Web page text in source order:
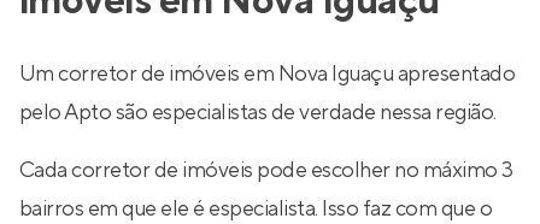
Um corretor de imóveis em Nova Iguaçu apresentado
pelo Apto são especialistas de verdade nessa região.
Cada corretor de imóveis pode escolher no máximo 3
bairros em que ele é especialista. Isso faz com que o